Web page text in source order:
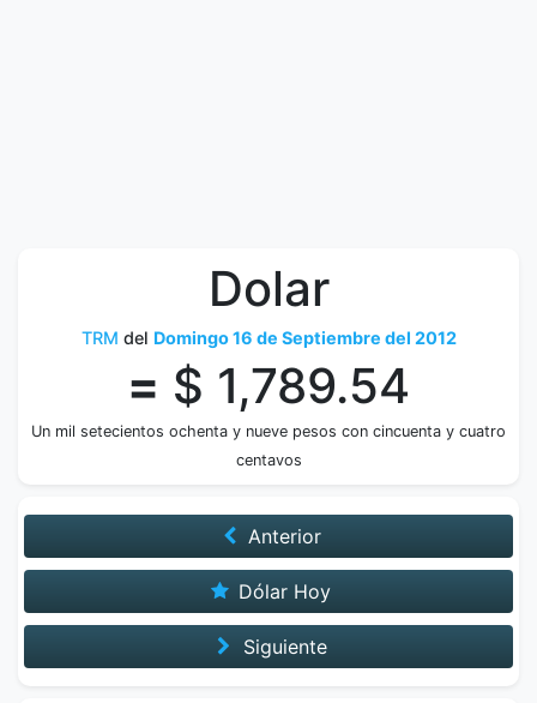
Dolar
TRM del Domingo 16 de Septiembre del 2012
= $ 1,789.54
Un mil setecientos ochenta y nueve pesos con cincuenta y cuatro
centavos
Anterior
Dólar Hoy
Siguiente